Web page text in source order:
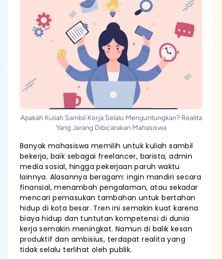
Apakah Kuliah Sambil Kerja Selalu Menguntungkan? Realita
Yang Jarang Dibicarakan Mahasiswa
Banyak mahasiswa memilih untuk kuliah sambil
bekerja, baik sebagai freelancer, barista, admin
media sosial, hingga pekerjaan paruh waktu
lainnya. Alasannya beragam: ingin mandiri secara
finansial, menambah pengalaman, atau sekadar
mencari pemasukan tambahan untuk bertahan
hidup di kota besar. Tren ini semakin kuat karena
biaya hidup dan tuntutan kompetensi di dunia
kerja semakin meningkat. Namun di balik kesan
produktif dan ambisius, terdapat realita yang
tidak selalu terlihat oleh publik.